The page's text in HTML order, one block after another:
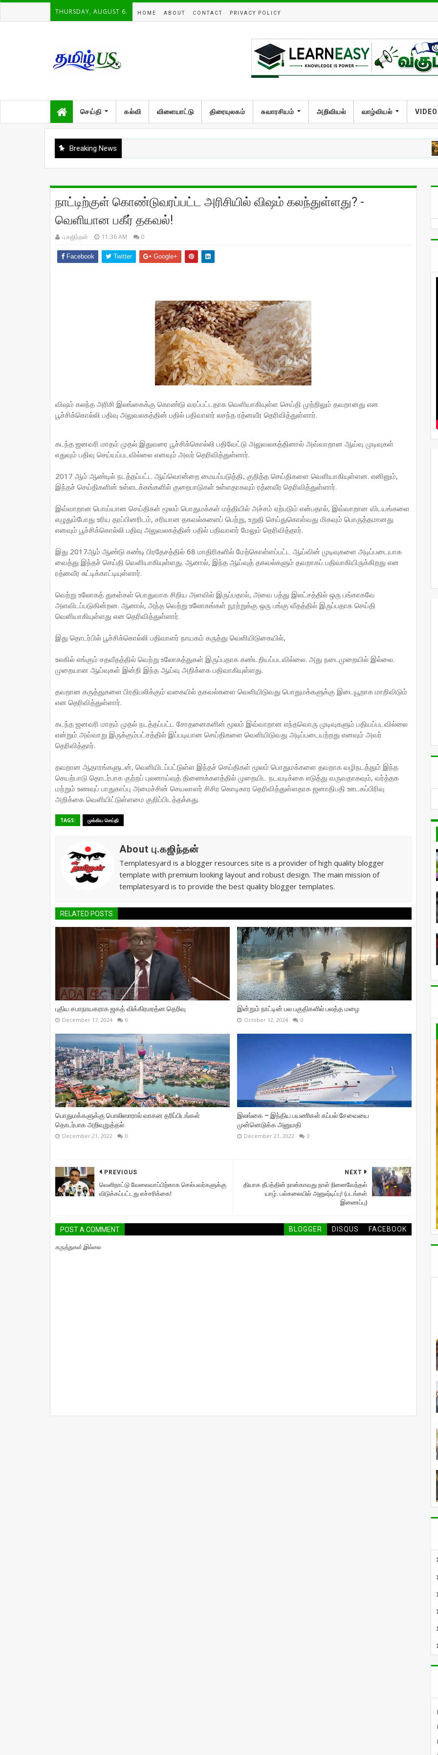
THURSDAY, AUGUST 6. HOME ABOUT CONTACT PRIVACY POLICY
செய்தி கல்வி விளையாட்டு திரையுலகம் சுவாரசியம் அறிவியல் வாழ்வியல்
Breaking News
நாட்டிற்குள் கொண்டுவரப்பட்ட அரிசியில் விஷம் கலந்துள்ளது? -
வெளியான பகீர் தகவல்!
பு.கஜிந்தன் 11:36 AM 0
Facebook Twitter Google+
விஷம் கலந்த அரிசி இலங்கைக்கு கொண்டு வரப்பட்டதாக வெளியாகியுள்ள செய்தி முற்றிலும் தவறானது என
பூச்சிக்கொல்லி பதிவு அலுவலகத்தின் பதில் பதிவாளர் லசந்த ரத்னவீர தெரிவித்துள்ளார்.
கடந்த ஜனவரி மாதம் முதல் இதுவரை பூச்சிக்கொல்லி பதிவேட்டு அலுவலகத்தினால் அவ்வாறான ஆய்வு முடிவுகள்
எதுவும் பதிவு செய்யப்படவில்லை எனவும் அவர் தெரிவித்துள்ளார்.
2017 ஆம் ஆண்டில் நடத்தப்பட்ட ஆய்வொன்றை மையப்படுத்தி, குறித்த செய்திகளை வெளியாகியுள்ளன. எனினும்,
இந்தச் செய்திகளின் உள்ளடக்கங்களில் குறைபாடுகள் உள்ளதாகவும் ரத்னவீர தெரிவித்துள்ளார்.
இவ்வாறான பொய்யான செய்திகள் மூலம் பொதுமக்கள் மத்தியில் அச்சம் ஏற்படும் என்பதால், இவ்வாறான விடயங்களை
எழுதும்போது உரிய தரப்பினரிடம், சரியான தகவல்களைப் பெற்று, உறுதி செய்துகொள்வது மிகவும் பொருத்தமானது
எனவும் பூச்சிக்கொல்லி பதிவு அலுவலகத்தின் பதில் பதிவாளர் மேலும் தெரிவித்தார்.
இது 2017ஆம் ஆண்டு கண்டி பிரதேசத்தில் 68 மாதிரிகளில் மேற்கொள்ளப்பட்ட ஆய்வின் முடிவுகளை அடிப்படையாக
வைத்து இந்தச் செய்தி வெளியாகியுள்ளது. ஆனால், இந்த ஆய்வுத் தகவல்களும் தவறாகப் பதிவாகியிருக்கிறது என
ரத்னவீர சுட்டிக்காட்டியுள்ளார்.
வெற்று உலோகத் துகள்கள் பொதுவாக சிறிய அளவில் இருப்பதால், அவை பத்து இலட்சத்தில் ஒரு பங்காகவே
அளவிடப்படுகின்றன. ஆனால், அந்த வெற்று உலோகங்கள் நூற்றுக்கு ஒரு பங்கு வீதத்தில் இருப்பதாக செய்தி
வெளியாகியுள்ளது என தெரிவித்துள்ளார்.
இது தொடர்பில் பூச்சிக்கொல்லி பதிவாளர் நாயகம் கருத்து வெளியிடுகையில்,
உலகில் எங்கும் சதவீதத்தில் வெற்று உலோகத்துகள் இருப்பதாக கண்டறியப்படவில்லை. அது நடைமுறையில் இல்லை.
முறையான ஆய்வுகள் இன்றி இந்த ஆய்வு அறிக்கை பதிவாகியுள்ளது.
தவறான கருத்துகளை பிரதிபலிக்கும் வகையில் தகவல்களை வெளியிடுவது பொதுமக்களுக்கு இடையூறாக மாறிவிடும்
என தெரிவித்துள்ளார்.
கடந்த ஜனவரி மாதம் முதல் நடத்தப்பட்ட சோதனைகளின் மூலம் இவ்வாறான எந்தவொரு முடிவுகளும் பதியப்படவில்லை
என்றும் அவ்வாறு இருக்கும்பட்சத்தில் இப்படியான செய்திகளை வெளியிடுவது அடிப்படையற்றது எனவும் அவர்
தெரிவித்தார்.
தவறான ஆதாரங்களுடன், வெளியிடப்பட்டுள்ள இந்தச் செய்திகள் மூலம் பொதுமக்களை தவறாக வழிநடத்தும் இந்த
செயற்பாடு தொடர்பாக குற்றப் புலனாய்வுத் திணைக்களத்தில் முறையிட நடவடிக்கை எடுத்து வருவதாகவும், வர்த்தக
மற்றும் உணவுப் பாதுகாப்பு அமைச்சின் செயலாளர் சிசிர கொடிகார தெரிவித்துள்ளதாக ஜனாதிபதி ஊடகப்பிரிவு
அறிக்கை வெளியிட்டுள்ளமை குறிப்பிடத்தக்கது.
TAGS: முக்கிய செய்தி
About பு.கஜிந்தன்
Templatesyard is a blogger resources site is a provider of high quality blogger
template with premium looking layout and robust design. The main mission of
templatesyard is to provide the best quality blogger templates.
RELATED POSTS
புதிய சபாநாயகராக ஜகத் விக்கிரமரத்ன தெரிவு
December 17, 2024 0
இன்றும் நாட்டின் பல பகுதிகளில் பலத்த மழை
October 12, 2024 0
பொதுமக்களுக்கு பொலிஸாரால் வாகன தரிப்பிடங்கள்
தொடர்பாக அறிவுறுத்தல்
December 21, 2022 0
இலங்கை – இந்திய பயணிகள் கப்பல் சேவையை
முன்னெடுக்க அனுமதி
December 21, 2022 0
NEXT
தியாக தீபத்தின் நான்காவது நாள் நினைவேந்தல்
யாழ். பல்கலையில் அனுஷ்டிப்பு! (படங்கள்
இணைப்பு)
PREVIOUS
வெளிநாட்டு வேலைவாப்பிற்காக செல்பவர்களுக்கு
விடுக்கப்பட்டது எச்சரிக்கை!
POST A COMMENT BLOGGER DISQUS FACEBOOK
கருத்துகள் இல்லை